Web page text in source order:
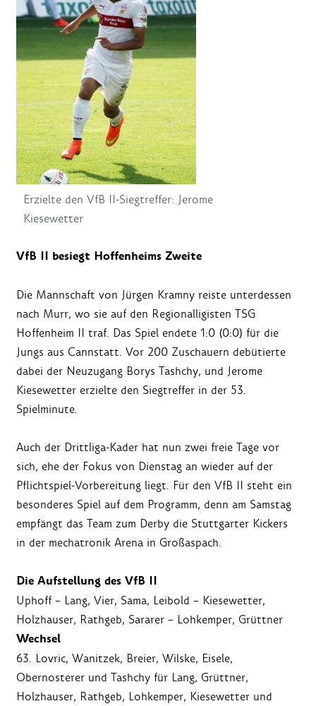
Erzielte den VfB II-Siegtreffer: Jerome
Kiesewetter
VfB II besiegt Hoffenheims Zweite
Die Mannschaft von Jürgen Kramny reiste unterdessen
nach Murr, wo sie auf den Regionalligisten TSG
Hoffenheim II traf. Das Spiel endete 1:0 (0:0) für die
Jungs aus Cannstatt. Vor 200 Zuschauern debütierte
dabei der Neuzugang Borys Tashchy, und Jerome
Kiesewetter erzielte den Siegtreffer in der 53.
Spielminute.
Auch der Drittliga-Kader hat nun zwei freie Tage vor
sich, ehe der Fokus von Dienstag an wieder auf der
Pflichtspiel-Vorbereitung liegt. Für den VfB II steht ein
besonderes Spiel auf dem Programm, denn am Samstag
empfängt das Team zum Derby die Stuttgarter Kickers
in der mechatronik Arena in Großaspach.
Die Aufstellung des VfB II
Uphoff – Lang, Vier, Sama, Leibold – Kiesewetter,
Holzhauser, Rathgeb, Sararer – Lohkemper, Grüttner
Wechsel
63. Lovric, Wanitzek, Breier, Wilske, Eisele,
Obernosterer und Tashchy für Lang, Grüttner,
Holzhauser, Rathgeb, Lohkemper, Kiesewetter und